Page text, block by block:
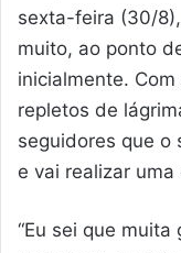
sexta-feira (30/
muito, ao ponto
inicialmente.
repletos de
seguidores que o
e vai realizar uma
“Eu sei que